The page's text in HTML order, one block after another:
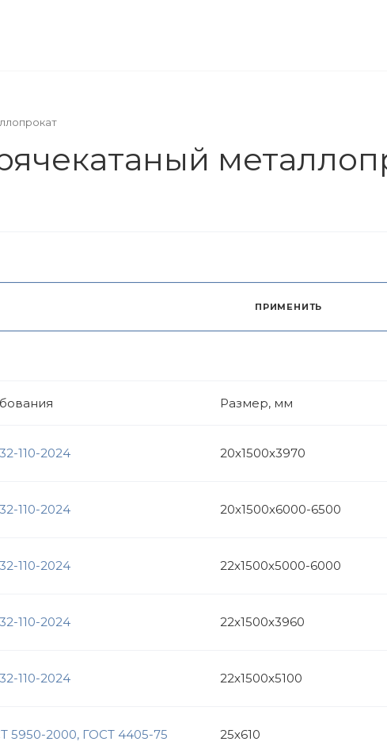
ПРИМЕНИТЬ
Размер, мм
110-2024 20х1500х3970
110-2024 20х1500х6000-6500
110-2024 22х1500х5000-6000
110-2024 22х1500х3960
110-2024 22х1500х5100
5950-2000, ГОСТ 4405-75 25х610